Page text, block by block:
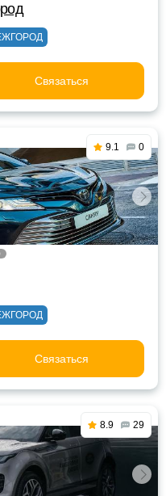
Связаться
9.1 0
Связаться
8.9 29